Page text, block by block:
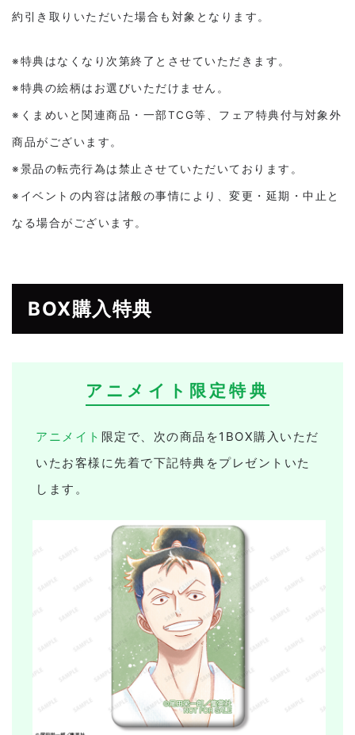
約引き取りいただいた場合も対象となります。
※特典はなくなり次第終了とさせていただきます。
※特典の絵柄はお選びいただけません。
※くまめいと関連商品・一部TCG等、フェア特典付与対象外
商品がございます。
※景品の転売行為は禁止させていただいております。
※イベントの内容は諸般の事情により、変更・延期・中止と
なる場合がございます。
BOX購入特典
アニメイト限定特典
アニメイト 限定で、次の商品を1BOX購入いただ
いたお客様に先着で下記特典をプレゼントいた
します。